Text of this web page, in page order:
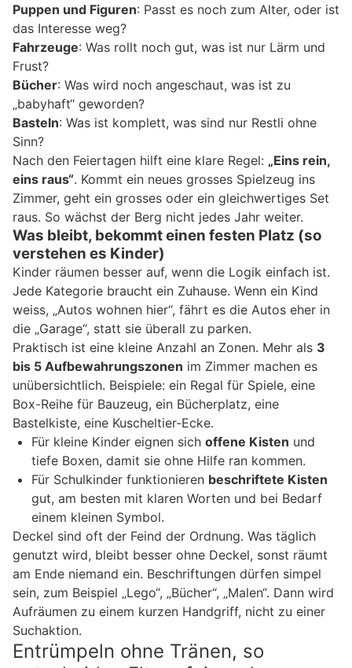
Puppen und Figuren: Passt es noch zum Alter, oder ist
das Interesse weg?
Fahrzeuge: Was rollt noch gut, was ist nur Lärm und
Frust?
Bücher: Was wird noch angeschaut, was ist zu
„babyhaft“ geworden?
Basteln: Was ist komplett, was sind nur Restli ohne
Sinn?
Nach den Feiertagen hilft eine klare Regel: „Eins rein,
eins raus“. Kommt ein neues grosses Spielzeug ins
Zimmer, geht ein grosses oder ein gleichwertiges Set
raus. So wächst der Berg nicht jedes Jahr weiter.
Was bleibt, bekommt einen festen Platz (so
verstehen es Kinder)
Kinder räumen besser auf, wenn die Logik einfach ist.
Jede Kategorie braucht ein Zuhause. Wenn ein Kind
weiss, „Autos wohnen hier“, fährt es die Autos eher in
die „Garage“, statt sie überall zu parken.
Praktisch ist eine kleine Anzahl an Zonen. Mehr als 3
bis 5 Aufbewahrungszonen im Zimmer machen es
unübersichtlich. Beispiele: ein Regal für Spiele, eine
Box-Reihe für Bauzeug, ein Bücherplatz, eine
Bastelkiste, eine Kuscheltier-Ecke.
Für kleine Kinder eignen sich offene Kisten und
tiefe Boxen, damit sie ohne Hilfe ran kommen.
Für Schulkinder funktionieren beschriftete Kisten
gut, am besten mit klaren Worten und bei Bedarf
einem kleinen Symbol.
Deckel sind oft der Feind der Ordnung. Was täglich
genutzt wird, bleibt besser ohne Deckel, sonst räumt
am Ende niemand ein. Beschriftungen dürfen simpel
sein, zum Beispiel „Lego“, „Bücher“, „Malen“. Dann wird
Aufräumen zu einem kurzen Handgriff, nicht zu einer
Suchaktion.
Entrümpeln ohne Tränen, so